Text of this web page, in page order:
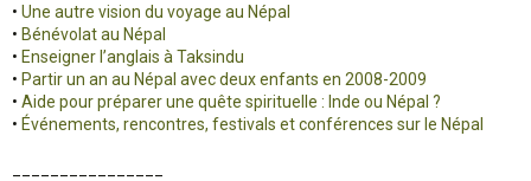
• Une autre vision du voyage au Népal
• Bénévolat au Népal
• Enseigner l’anglais à Taksindu
• Partir un an au Népal avec deux enfants en 2008-2009
• Aide pour préparer une quête spirituelle : Inde ou Népal ?
• Événements, rencontres, festivals et conférences sur le Népal